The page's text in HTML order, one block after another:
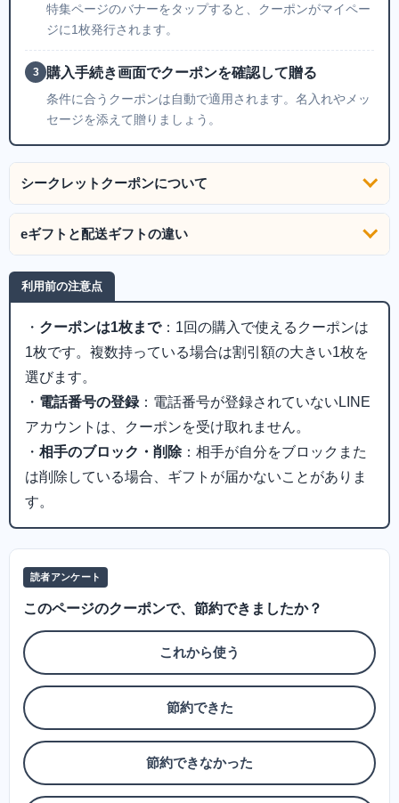
特集ページのバナーをタップすると、クーポンがマイペー
ジに1枚発行されます。
3 購入手続き画面でクーポンを確認して贈る
条件に合うクーポンは自動で適用されます。名入れやメッ
セージを添えて贈りましょう。
シークレットクーポンについて
eギフトと配送ギフトの違い
利用前の注意点
・ クーポンは1枚まで：1回の購入で使えるクーポンは
1枚です。複数持っている場合は割引額の大きい1枚を
選びます。
・ 電話番号の登録：電話番号が登録されていないLINE
アカウントは、クーポンを受け取れません。
・ 相手のブロック・削除：相手が自分をブロックまた
は削除している場合、ギフトが届かないことがありま
す。
読者アンケート
このページのクーポンで、節約できましたか？
これから使う
節約できた
節約できなかった